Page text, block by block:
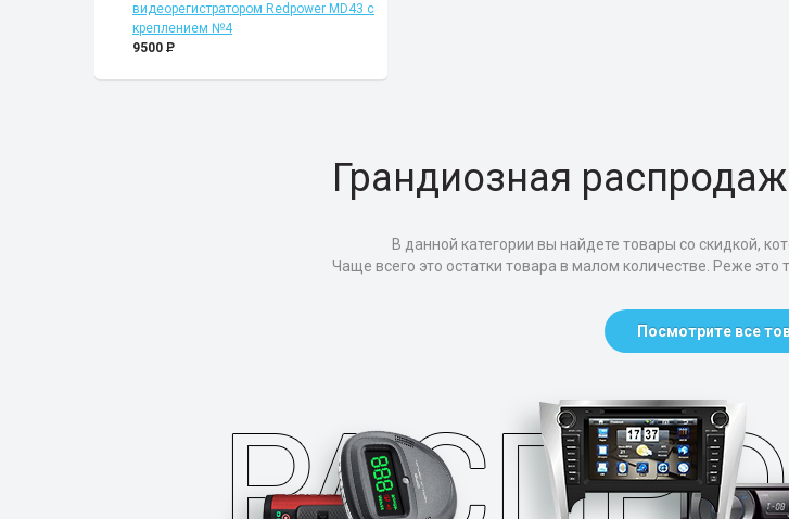
видеорегистратором Redpower MD43 с
креплением №4
9500 P
Грандиозная
В данной категории вы найдете товары со скидкой,
Чаще всего это остатки товара в малом количестве. Реже это
Посмотрите все